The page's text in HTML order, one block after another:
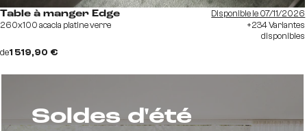
Soldes d'été
Table à manger Edge
260x100 acacia platine verre
de1 519,90 €
Disponible le 07/11/2026
+234 Variantes
disponibles